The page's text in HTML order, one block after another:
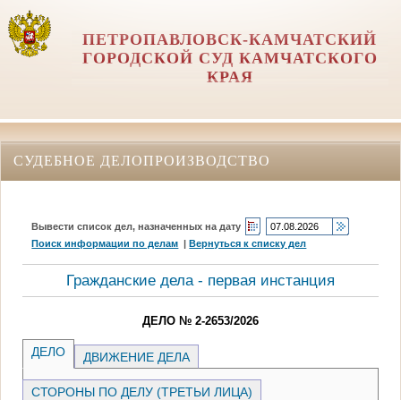
ПЕТРОПАВЛОВСК-КАМЧАТСКИЙ
ГОРОДСКОЙ СУД КАМЧАТСКОГО
КРАЯ
СУДЕБНОЕ ДЕЛОПРОИЗВОДСТВО
Вывести список дел, назначенных на дату
Поиск информации по делам |Вернуться к списку дел
Гражданские дела - первая инстанция
ДЕЛО № 2-2653/2026
ДЕЛО ДВИЖЕНИЕ ДЕЛА
СТОРОНЫ ПО ДЕЛУ (ТРЕТЬИ ЛИЦА)